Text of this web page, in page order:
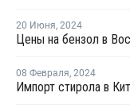
20 Июня, 2024
08 Февраля, 2024
Импорт стирола в